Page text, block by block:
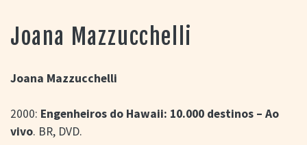
PORTAL DO
CINEMA GAÚCHO
> BUSCA AVANÇADA
> FILMOGRAFIAS DE
CINEASTAS
> DISCOGRAFIAS
Joana Mazzucchelli
Joana Mazzucchelli
2000: Engenheiros do Hawaii: 10.000 destinos – Ao
vivo. BR, DVD.